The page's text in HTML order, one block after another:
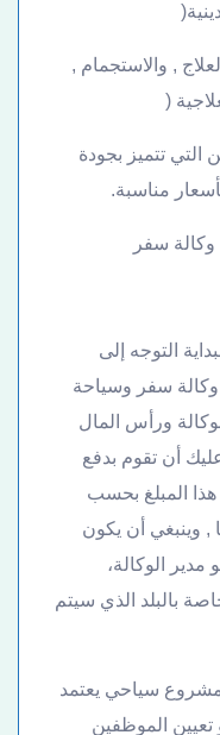
, والاستجمام ,
(
التي تتميز بجودة
مناسبة.
سفر
التوجه إلى
وكالة سفر وسياحة
ورأس المال
أن تقوم بدفع
هذا المبلغ بحسب
, وينبغي أن يكون
الوكالة،
بالبلد الذي سيتم
مشروع سياحي يعتمد
تعيين الموظفين